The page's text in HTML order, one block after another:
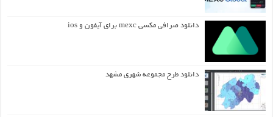
دانلود صرافی مکسی mexc برای آیفون و ios
دانلود طرح مجموعه شهری مشهد